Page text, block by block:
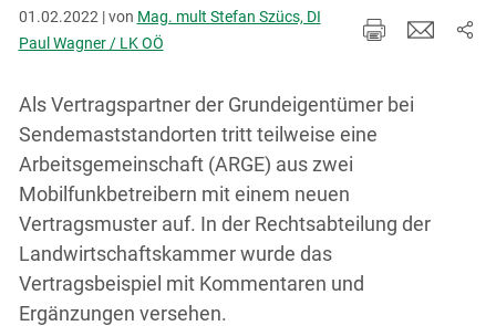
01.02.2022 | von Mag. mult Stefan Szücs, DI
Paul Wagner / LK OÖ
Als Vertragspartner der Grundeigentümer bei
Sendemaststandorten tritt teilweise eine
Arbeitsgemeinschaft (ARGE) aus zwei
Mobilfunkbetreibern mit einem neuen
Vertragsmuster auf. In der Rechtsabteilung der
Landwirtschaftskammer wurde das
Vertragsbeispiel mit Kommentaren und
Ergänzungen versehen.